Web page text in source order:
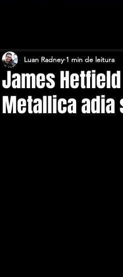
James
Metallica adia
Luan Radney 1 min de leitura